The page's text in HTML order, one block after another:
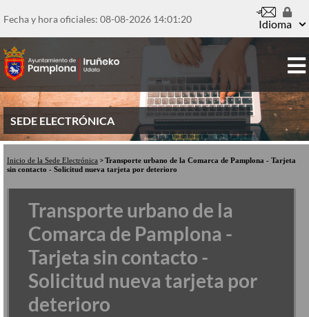
al
principal
Fecha y hora oficiales: 08-08-2026 14:01:20 Idioma
SEDE ELECTRÓNICA
Inicio de la Sede Electrónica
Transporte urbano de la Comarca de Pamplona - Tarjeta
sin contacto - Solicitud nueva tarjeta por deterioro
Transporte urbano de la
Comarca de Pamplona -
Tarjeta sin contacto -
Solicitud nueva tarjeta por
deterioro